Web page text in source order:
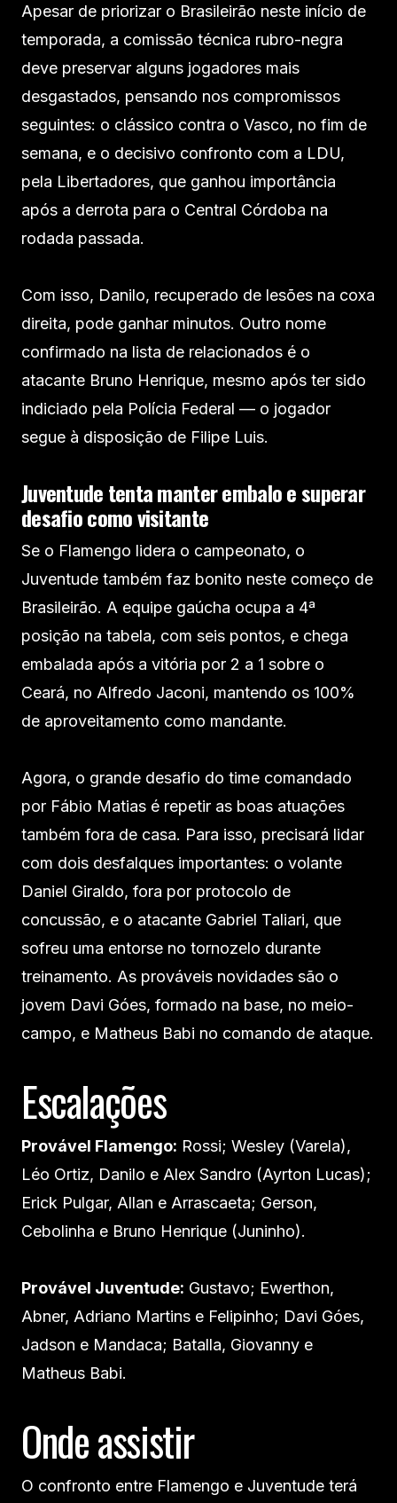
Apesar de priorizar o Brasileirão neste início de
temporada, a comissão técnica rubro-negra
deve preservar alguns jogadores mais
desgastados, pensando nos compromissos
seguintes: o clássico contra o Vasco, no fim de
semana, e o decisivo confronto com a LDU,
pela Libertadores, que ganhou importância
após a derrota para o Central Córdoba na
rodada passada.
Com isso, Danilo, recuperado de lesões na coxa
direita, pode ganhar minutos. Outro nome
confirmado na lista de relacionados é o
atacante Bruno Henrique, mesmo após ter sido
indiciado pela Polícia Federal — o jogador
segue à disposição de Filipe Luis.
Juventude tenta manter embalo e superar
desafio como visitante
Se o Flamengo lidera o campeonato, o
Juventude também faz bonito neste começo de
Brasileirão. A equipe gaúcha ocupa a 4ª
posição na tabela, com seis pontos, e chega
embalada após a vitória por 2 a 1 sobre o
Ceará, no Alfredo Jaconi, mantendo os 100%
de aproveitamento como mandante.
Agora, o grande desafio do time comandado
por Fábio Matias é repetir as boas atuações
também fora de casa. Para isso, precisará lidar
com dois desfalques importantes: o volante
Daniel Giraldo, fora por protocolo de
concussão, e o atacante Gabriel Taliari, que
sofreu uma entorse no tornozelo durante
treinamento. As prováveis novidades são o
jovem Davi Góes, formado na base, no meio-
campo, e Matheus Babi no comando de ataque.
Escalações
Provável Flamengo: Rossi; Wesley (Varela),
Léo Ortiz, Danilo e Alex Sandro (Ayrton Lucas);
Erick Pulgar, Allan e Arrascaeta; Gerson,
Cebolinha e Bruno Henrique (Juninho).
Provável Juventude: Gustavo; Ewerthon,
Abner, Adriano Martins e Felipinho; Davi Góes,
Jadson e Mandaca; Batalla, Giovanny e
Matheus Babi.
Onde assistir
O confronto entre Flamengo e Juventude terá